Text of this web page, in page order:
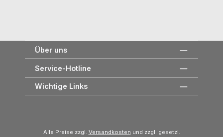
Über uns
Service-Hotline
Wichtige Links
Alle Preise zzgl. Versandkosten und zzgl. gesetzl.